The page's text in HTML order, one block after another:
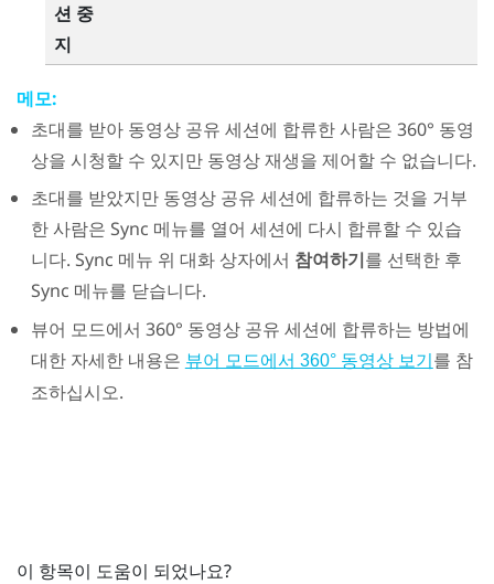
션 중
지
메모:
초대를 받아 동영상 공유 세션에 합류한 사람은 360° 동영
상을 시청할 수 있지만 동영상 재생을 제어할 수 없습니다.
초대를 받았지만 동영상 공유 세션에 합류하는 것을 거부
한 사람은 Sync 메뉴를 열어 세션에 다시 합류할 수 있습
니다. Sync 메뉴 위 대화 상자에서 참여하기를 선택한 후
Sync 메뉴를 닫습니다.
뷰어 모드에서 360° 동영상 공유 세션에 합류하는 방법에
대한 자세한 내용은 뷰어 모드에서 360° 동영상 보기 를 참
조하십시오.
이 항목이 도움이 되었나요?